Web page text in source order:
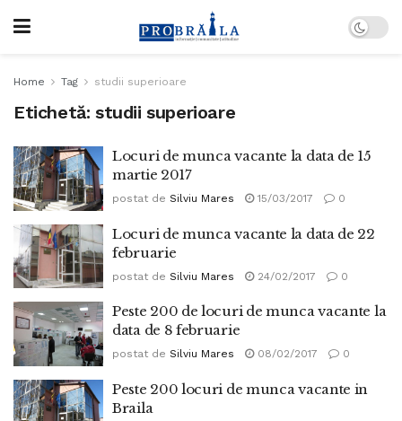
Home Tag studii superioare
Etichetă: studii superioare
Locuri de munca vacante la data de 15
martie 2017
postat de Silviu Mares 15/03/2017 0
Locuri de munca vacante la data de 22
februarie
postat de Silviu Mares 24/02/2017 0
Peste 200 de locuri de munca vacante la
data de 8 februarie
postat de Silviu Mares 08/02/2017 0
Peste 200 locuri de munca vacante in
Braila